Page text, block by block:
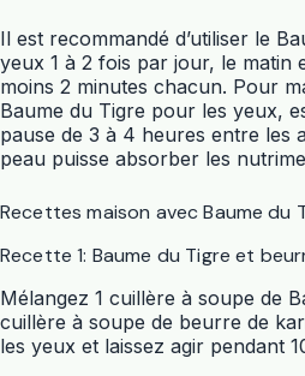
Il est recommandé d’utiliser le
yeux 1 à 2 fois par jour, le matin
moins 2 minutes chacun. Pour
Baume du Tigre pour les yeux,
pause de 3 à 4 heures entre les
peau puisse absorber les
Recettes maison avec Baume du
Recette 1: Baume du Tigre et
Mélangez 1 cuillère à soupe de
cuillère à soupe de beurre de
les yeux et laissez agir pendant